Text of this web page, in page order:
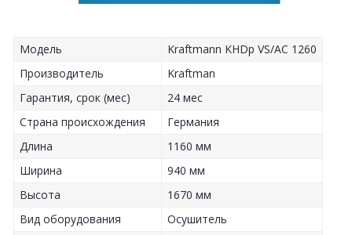
Модель
Kraftmann KHDp VS/AC 1260
Производитель
Kraftman
Гарантия, срок (мес)
24 мес
Страна происхождения
Германия
Длина
1160 мм
Ширина
940 мм
Высота
1670 мм
Вид оборудования
Осушитель